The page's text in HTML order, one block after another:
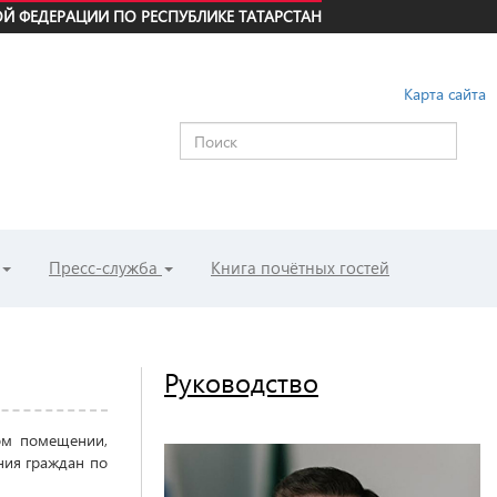
ПО РЕСПУБЛИКЕ ТАТАРСТАН
Карта сайта
Пресс-служба Книга почётных гостей
помещении,
граждан по
Руководство